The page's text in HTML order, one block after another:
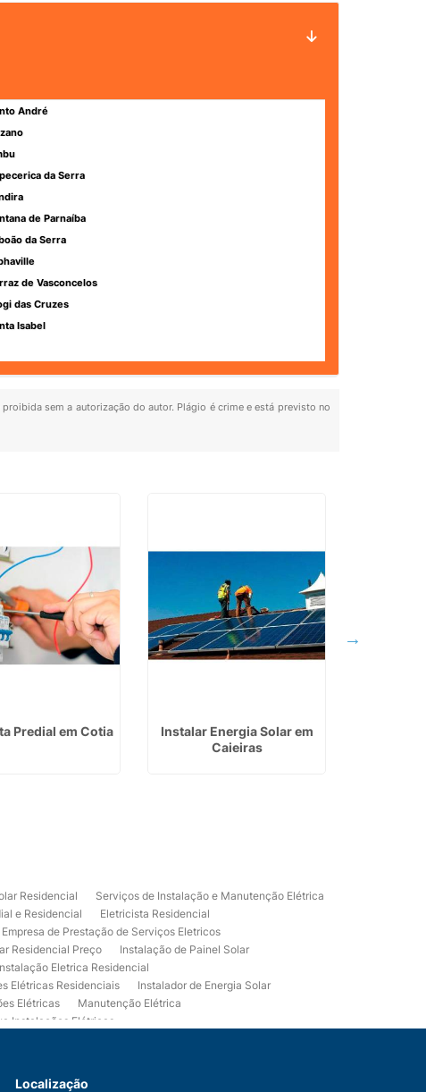
André
da Serra
de Parnaíba
da Serra
de Vasconcelos
das Cruzes
Isabel
sem a autorização do autor. Plágio é crime e está previsto no
Predial em Cotia
Instalar Energia Solar em
Caieiras
Residencial
Serviços de Instalação e Manutenção Elétrica
e Residencial
Eletricista Residencial
Empresa de Prestação de Serviços Eletricos
Residencial Preço
Instalação de Painel Solar
Eletrica Residencial
Elétricas Residenciais
Instalador de Energia Solar
Elétricas
Manutenção Elétrica
Instalações Elétricas
Localização